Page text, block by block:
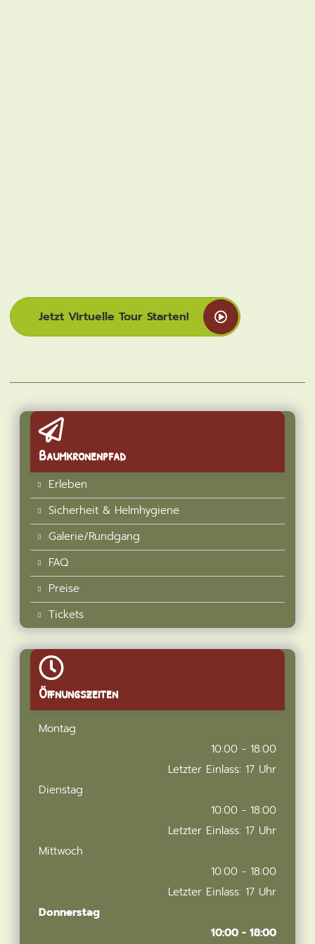
Jetzt Virtuelle Tour Starten!
Baumkronenpfad
Erleben
Sicherheit & Helmhygiene
Galerie/Rundgang
FAQ
Preise
Tickets
Öffnungszeiten
Montag
10:00 - 18:00
Letzter Einlass: 17 Uhr
Dienstag
10:00 - 18:00
Letzter Einlass: 17 Uhr
Mittwoch
10:00 - 18:00
Letzter Einlass: 17 Uhr
Donnerstag
10:00 - 18:00